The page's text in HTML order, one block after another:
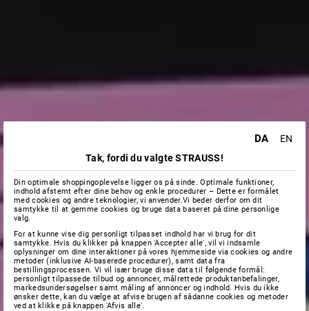
DA
EN
Tak, fordi du valgte STRAUSS!
Din optimale shoppingoplevelse ligger os på sinde. Optimale funktioner,
indhold afstemt efter dine behov og enkle procedurer – Dette er formålet
med cookies og andre teknologier, vi anvender.Vi beder derfor om dit
samtykke til at gemme cookies og bruge data baseret på dine personlige
valg.
For at kunne vise dig personligt tilpasset indhold har vi brug for dit
samtykke. Hvis du klikker på knappen 'Accepter alle', vil vi indsamle
oplysninger om dine interaktioner på vores hjemmeside via cookies og andre
metoder (inklusive AI-baserede procedurer), samt data fra
bestillingsprocessen. Vi vil især bruge disse data til følgende formål:
personligt tilpassede tilbud og annoncer, målrettede produktanbefalinger,
markedsundersøgelser samt måling af annoncer og indhold. Hvis du ikke
ønsker dette, kan du vælge at afvise brugen af sådanne cookies og metoder
ved at klikke på knappen 'Afvis alle'.